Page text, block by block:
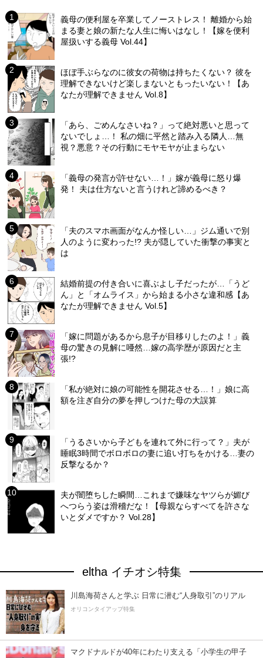
義母の便利屋を卒業してノーストレス！ 離婚から始
まる妻と娘の新たな人生に悔いはなし！【嫁を便利
屋扱いする義母 Vol.44】
ほぼ手ぶらなのに彼女の荷物は持ちたくない？ 彼を
理解できないけど楽しまないともったいない！【あ
なたが理解できません Vol.8】
「あら、ごめんなさいね？」って絶対悪いと思って
ないでしょ…！ 私の畑に平然と踏み入る隣人…無
視？悪意？その行動にモヤモヤが止まらない
「義母の発言が許せない…！」嫁が義母に怒り爆
発！ 夫は仕方ないと言うけれど諦めるべき？
「夫のスマホ画面がなんか怪しい…」ジム通いで別
人のように変わった!? 夫が隠していた衝撃の事実と
は
結婚前提の付き合いに喜ぶよし子だったが…「うど
ん」と「オムライス」から始まる小さな違和感【あ
なたが理解できません Vol.5】
「嫁に問題があるから息子が目移りしたのよ！」義
母の驚きの見解に唖然…嫁の高学歴が原因だと主
張!?
「私が絶対に娘の可能性を開花させる…！」娘に高
額を注ぎ自分の夢を押しつけた母の大誤算
「うるさいから子どもを連れて外に行って？」夫が
睡眠3時間でボロボロの妻に追い打ちをかける…妻の
反撃なるか？
夫が闇堕ちした瞬間…これまで嫌味なヤツらが媚び
へつらう姿は滑稽だな！【母親ならすべてを許さな
いとダメですか？ Vol.28】
eltha イチオシ特集
川島海荷さんと学ぶ 日常に潜む“人身取引”のリアル
オリコンタイアップ特集
マクドナルドが40年にわたり支える「小学生の甲子